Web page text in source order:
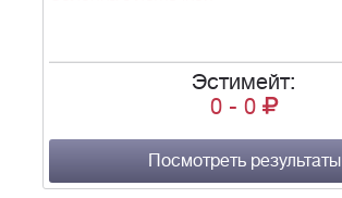
Эстимейт:
0 - 0
Посмотреть результаты